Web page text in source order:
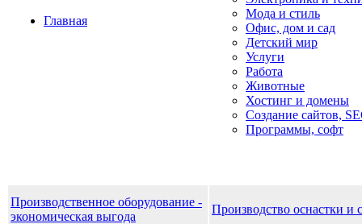
Главная
Мода и стиль
Офис, дом и cад
Детский мир
Услуги
Работа
Животные
Хостинг и домены
Создание сайтов,
Программы, софт
Производственное оборудование -
экономическая выгода
Производство оснастки и